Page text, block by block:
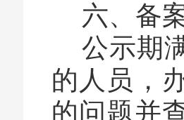
六、备
公示期
的人员，
的问题并